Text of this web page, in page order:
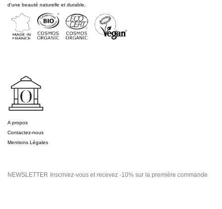
d'une beauté naturelle et durable.
A propos
Contactez-nous
Mentions Légales
NEWSLETTER Inscrivez-vous et recevez -10% sur la première commande